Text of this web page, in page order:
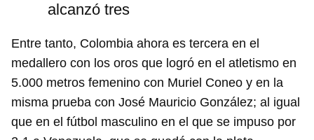
alcanzó tres
Entre tanto, Colombia ahora es tercera en el
medallero con los oros que logró en el atletismo en
5.000 metros femenino con Muriel Coneo y en la
misma prueba con José Mauricio González; al igual
que en el fútbol masculino en el que se impuso por